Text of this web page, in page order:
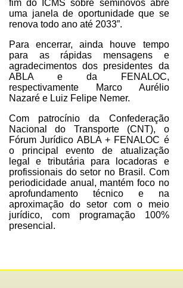
fim do ICMS sobre seminovos abre
uma janela de oportunidade que se
renova todo ano até 2033”.
Para encerrar, ainda houve tempo
para as rápidas mensagens e
agradecimentos dos presidentes da
ABLA e da FENALOC,
respectivamente Marco Aurélio
Nazaré e Luiz Felipe Nemer.
Com patrocínio da Confederação
Nacional do Transporte (CNT), o
Fórum Jurídico ABLA + FENALOC é
o principal evento de atualização
legal e tributária para locadoras e
profissionais do setor no Brasil. Com
periodicidade anual, mantém foco no
aprofundamento técnico e na
aproximação do setor com o meio
jurídico, com programação 100%
presencial.